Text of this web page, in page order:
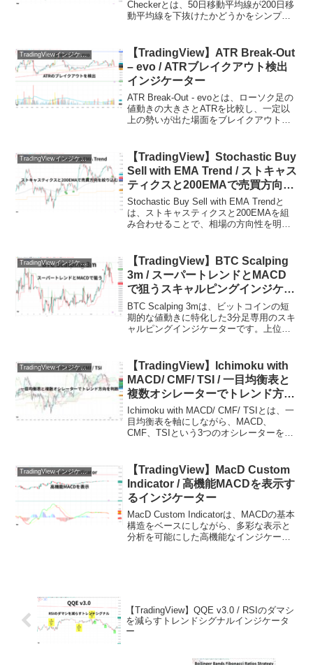
Checkerとは、50日移動平均線が200日移
動平均線を下抜けたかどうかをシンプル
レーダー向けに作られ...
TradingViewインジケーターおすすめ一覧
【TradingView】ATR Break-Out
– evo / ATRブレイクアウト検出
インジケーター
ATR Break-Out - evoとは、ローソク足の
値動きの大きさとATRを比較し、一定以
上の勢いが出た場面をブレイクアウトと
ので、普段の値動きに対し...
TradingViewインジケーターおすすめ一覧
【TradingView】Stochastic Buy
Sell with EMA Trend / ストキャス
ティクスと200EMAで売買方向を
絞り込むインジケーター
Stochastic Buy Sell with EMA Trendと
は、ストキャスティクスと200EMAを組
み合わせることで、相場の方向性を明確
レーター単体...
TradingViewインジケーターおすすめ一覧
【TradingView】BTC Scalping
3m / スーパートレンドとMACD
で狙うスキャルピングインジケー
ター
BTC Scalping 3mは、ビットコインの短
期的な値動きに特化した3分足専用のスキ
ャルピングインジケーターです。上位足
ーズによるボラティリティの収縮と拡大
を利...
TradingViewインジケーターおすすめ一覧
【TradingView】Ichimoku with
MACD/ CMF/ TSI / 一目均衡表と
複数オシレーターでトレンド方向
を判断するインジケーター
Ichimoku with MACD/ CMF/ TSIとは、一
目均衡表を軸にしながら、MACD、
CMF、TSIという3つのオシレーターを組
ーです。トレンド...
TradingViewインジケーターおすすめ一覧
【TradingView】MacD Custom
Indicator / 高機能MACDを表示す
るインジケーター
MacD Custom Indicatorは、MACDの基本
構造をベースにしながら、多彩な表示と
分析を可能にした高機能なインジケータ
【TradingView】QQE v3.0 / RSIのダマシ
を減らすトレンドシグナルインジケータ
ー